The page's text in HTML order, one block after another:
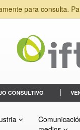
para consulta.
CONSULTIVO